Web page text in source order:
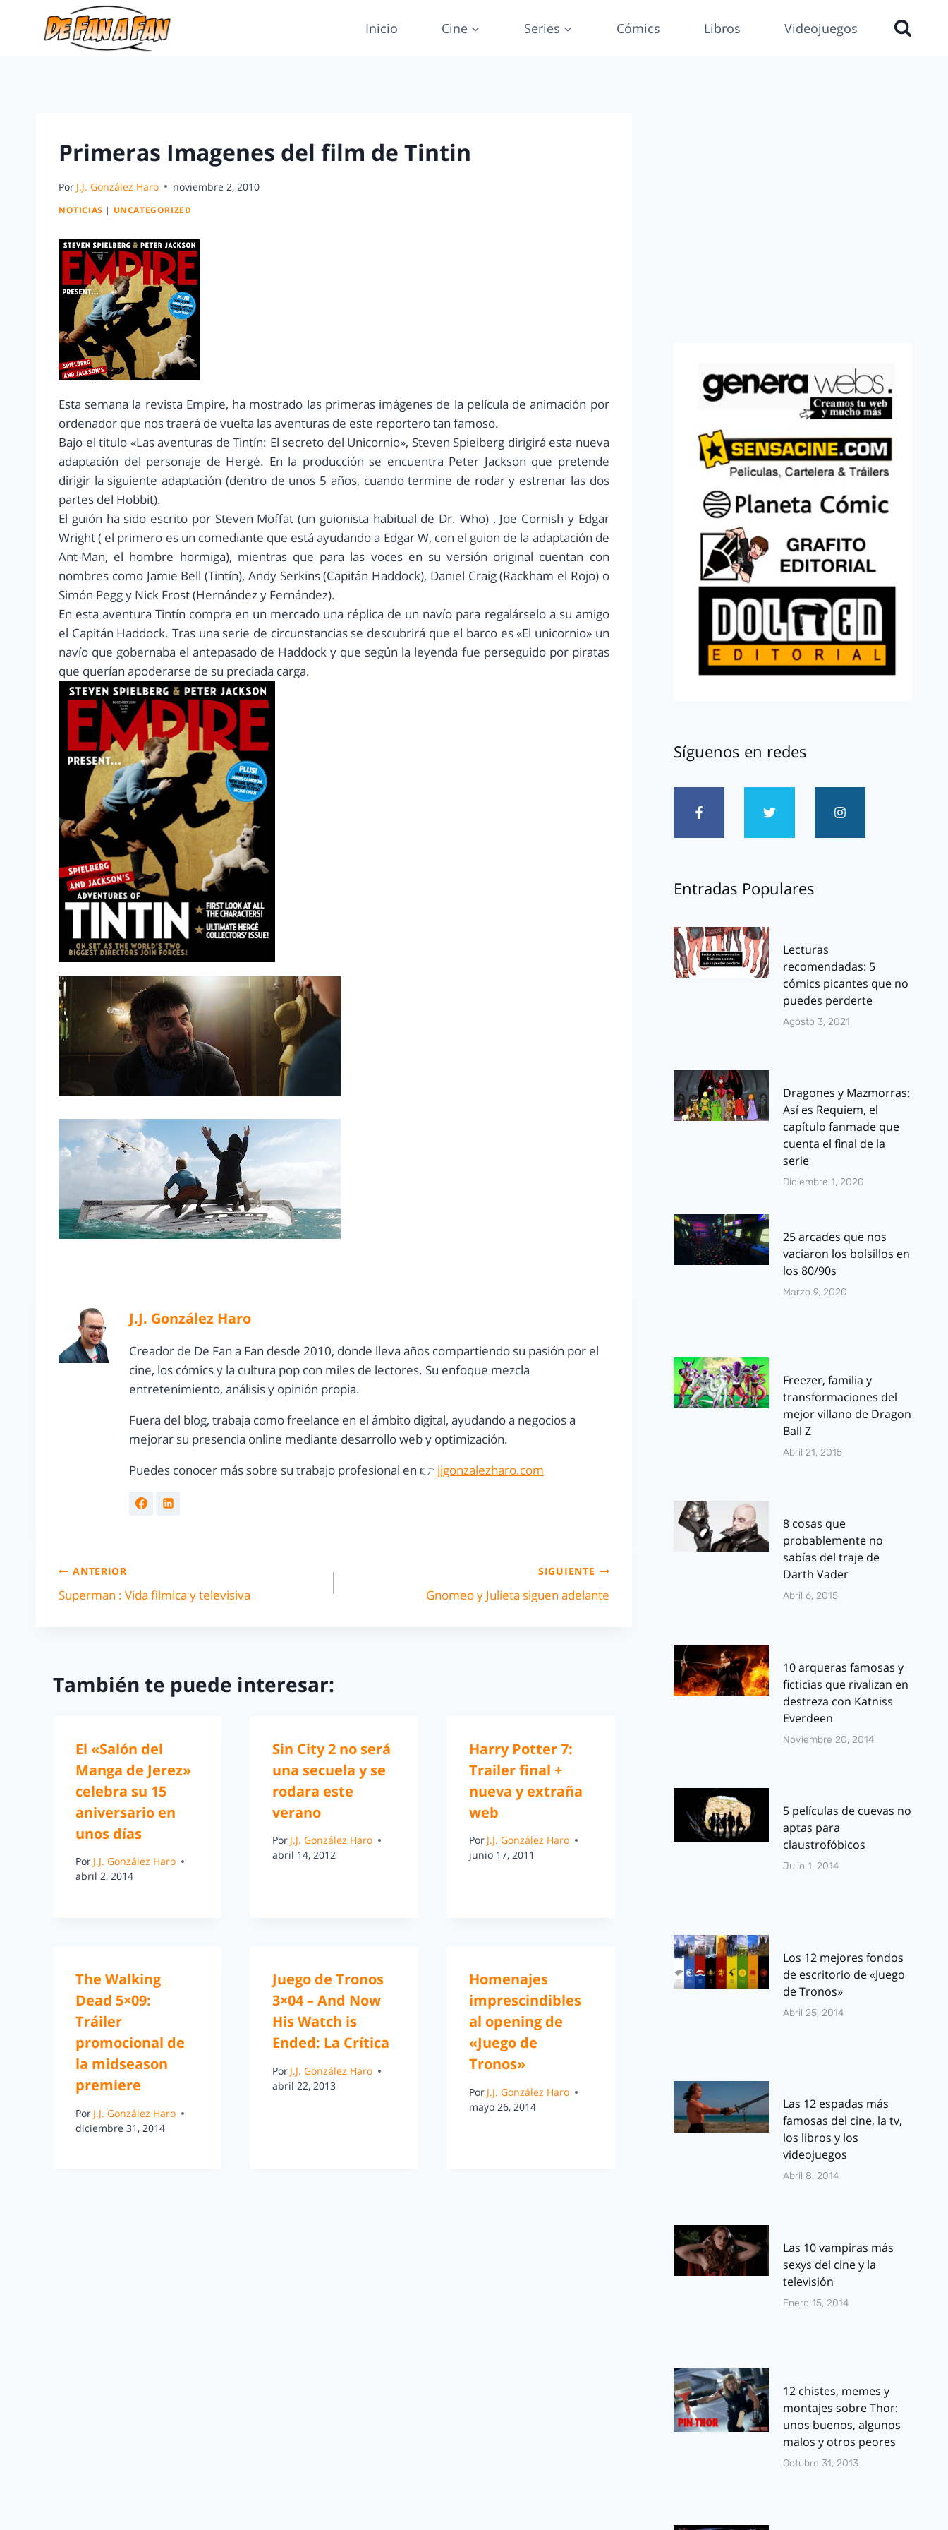
Inicio Cine Series Cómics Libros Videojuegos
Primeras Imagenes del film de Tintin
Por J.J. González Haro noviembre 2, 2010
NOTICIAS | UNCATEGORIZED
Esta semana la revista Empire, ha mostrado las primeras imágenes de la película de animación por
ordenador que nos traerá de vuelta las aventuras de este reportero tan famoso.
Bajo el titulo «Las aventuras de Tintín: El secreto del Unicornio», Steven Spielberg dirigirá esta nueva
adaptación del personaje de Hergé. En la producción se encuentra Peter Jackson que pretende
dirigir la siguiente adaptación (dentro de unos 5 años, cuando termine de rodar y estrenar las dos
partes del Hobbit).
El guión ha sido escrito por Steven Moffat (un guionista habitual de Dr. Who) , Joe Cornish y Edgar
Wright ( el primero es un comediante que está ayudando a Edgar W, con el guion de la adaptación de
Ant-Man, el hombre hormiga), mientras que para las voces en su versión original cuentan con
nombres como Jamie Bell (Tintín), Andy Serkins (Capitán Haddock), Daniel Craig (Rackham el Rojo) o
Simón Pegg y Nick Frost (Hernández y Fernández).
En esta aventura Tintín compra en un mercado una réplica de un navío para regalárselo a su amigo
el Capitán Haddock. Tras una serie de circunstancias se descubrirá que el barco es «El unicornio» un
navío que gobernaba el antepasado de Haddock y que según la leyenda fue perseguido por piratas
que querían apoderarse de su preciada carga.
J.J. González Haro
Creador de De Fan a Fan desde 2010, donde lleva años compartiendo su pasión por el
cine, los cómics y la cultura pop con miles de lectores. Su enfoque mezcla
entretenimiento, análisis y opinión propia.
Fuera del blog, trabaja como freelance en el ámbito digital, ayudando a negocios a
mejorar su presencia online mediante desarrollo web y optimización.
Puedes conocer más sobre su trabajo profesional en 👉 jjgonzalezharo.com
ANTERIOR
Superman : Vida filmica y televisiva
SIGUIENTE
Gnomeo y Julieta siguen adelante
También te puede interesar:
El «Salón del
Manga de Jerez»
celebra su 15
aniversario en
unos días
Por J.J. González Haro
abril 2, 2014
Sin City 2 no será
una secuela y se
rodara este
verano
Por J.J. González Haro
abril 14, 2012
Harry Potter 7:
Trailer final +
nueva y extraña
web
Por J.J. González Haro
junio 17, 2011
The Walking
Dead 5×09:
Tráiler
promocional de
la midseason
premiere
Por J.J. González Haro
diciembre 31, 2014
Juego de Tronos
3×04 – And Now
His Watch is
Ended: La Crítica
Por J.J. González Haro
abril 22, 2013
Homenajes
imprescindibles
al opening de
«Juego de
Tronos»
Por J.J. González Haro
mayo 26, 2014
Síguenos en redes
Entradas Populares
Lecturas
recomendadas: 5
cómics picantes que no
puedes perderte
Agosto 3, 2021
Dragones y Mazmorras:
Así es Requiem, el
capítulo fanmade que
cuenta el final de la
serie
Diciembre 1, 2020
25 arcades que nos
vaciaron los bolsillos en
los 80/90s
Marzo 9, 2020
Freezer, familia y
transformaciones del
mejor villano de Dragon
Ball Z
Abril 21, 2015
8 cosas que
probablemente no
sabías del traje de
Darth Vader
Abril 6, 2015
10 arqueras famosas y
ficticias que rivalizan en
destreza con Katniss
Everdeen
Noviembre 20, 2014
5 películas de cuevas no
aptas para
claustrofóbicos
Julio 1, 2014
Los 12 mejores fondos
de escritorio de «Juego
de Tronos»
Abril 25, 2014
Las 12 espadas más
famosas del cine, la tv,
los libros y los
videojuegos
Abril 8, 2014
Las 10 vampiras más
sexys del cine y la
televisión
Enero 15, 2014
12 chistes, memes y
montajes sobre Thor:
unos buenos, algunos
malos y otros peores
Octubre 31, 2013